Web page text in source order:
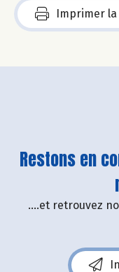
Imprimer
Restons en
....et retrouvez